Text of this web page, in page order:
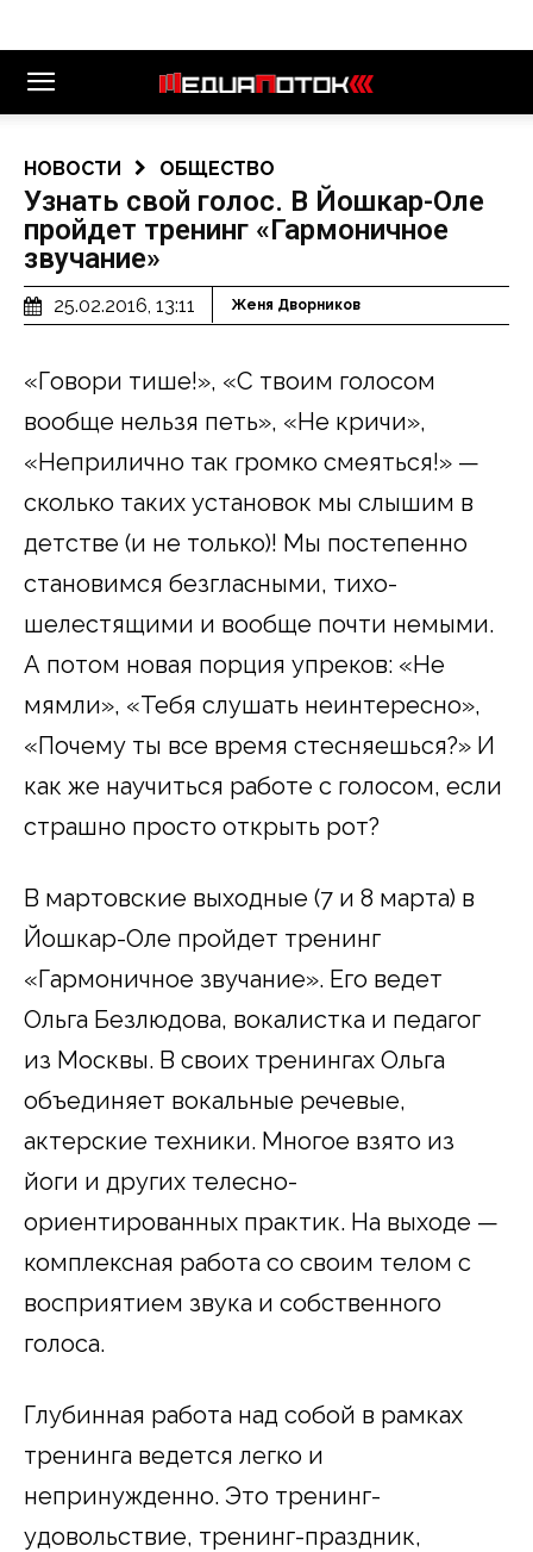
НОВОСТИ ОБЩЕСТВО
Узнать свой голос. В Йошкар-Оле
пройдет тренинг «Гармоничное
звучание»
25.02.2016, 13:11 Женя Дворников
«Говори тише!», «С твоим голосом
вообще нельзя петь», «Не кричи»,
«Неприлично так громко смеяться!» —
сколько таких установок мы слышим в
детстве (и не только)! Мы постепенно
становимся безгласными, тихо-
шелестящими и вообще почти немыми.
А потом новая порция упреков: «Не
мямли», «Тебя слушать неинтересно»,
«Почему ты все время стесняешься?» И
как же научиться работе с голосом, если
страшно просто открыть рот?
В мартовские выходные (7 и 8 марта) в
Йошкар-Оле пройдет тренинг
«Гармоничное звучание». Его ведет
Ольга Безлюдова, вокалистка и педагог
из Москвы. В своих тренингах Ольга
объединяет вокальные речевые,
актерские техники. Многое взято из
йоги и других телесно-
ориентированных практик. На выходе —
комплексная работа со своим телом с
восприятием звука и собственного
голоса.
Глубинная работа над собой в рамках
тренинга ведется легко и
непринужденно. Это тренинг-
удовольствие, тренинг-праздник,